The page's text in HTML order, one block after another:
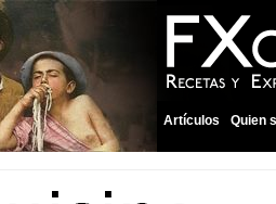
Artículos Quien